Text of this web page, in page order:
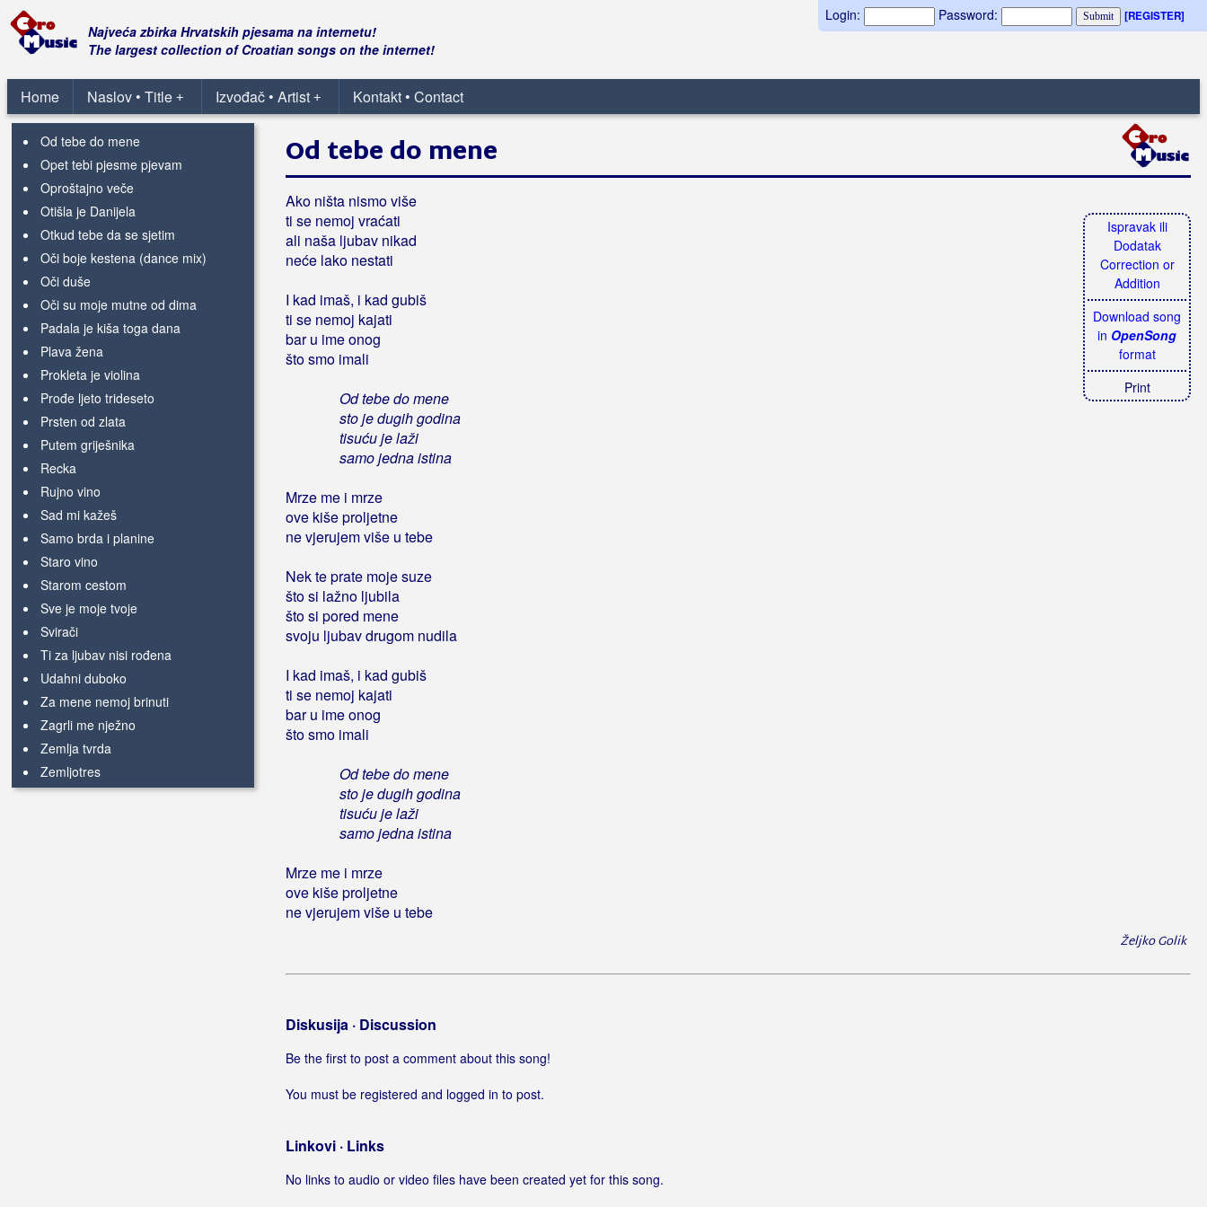
Login: Password: [REGISTER]
Najveća zbirka Hrvatskih pjesama na internetu!
The largest collection of Croatian songs on the internet!
Home +
Naslov • Title +
Izvođač • Artist Kontakt • Contact
Nije kraj svijeta
Nije mene dušo ubilo
Nije prvi put
Nino, Nino
Od tebe do mene
Opet tebi pjesme pjevam
Oproštajno veče
Otišla je Danijela
Otkud tebe da se sjetim
Oči boje kestena (dance mix)
Oči duše
Oči su moje mutne od dima
Padala je kiša toga dana
Plava žena
Prokleta je violina
Prođe ljeto trideseto
Prsten od zlata
Putem griješnika
Recka
Rujno vino
Sad mi kažeš
Samo brda i planine
Staro vino
Starom cestom
Sve je moje tvoje
Svirači
Ti za ljubav nisi rođena
Udahni duboko
Za mene nemoj brinuti
Zagrli me nježno
Zemlja tvrda
Zemljotres
Zora svanjava
Ispravak ili
Dodatak
Correction or
Addition
Download song
in OpenSong
format
Print
Od tebe do mene
Ako ništa nismo više
ti se nemoj vraćati
ali naša ljubav nikad
neće lako nestati
I kad imaš, i kad gubiš
ti se nemoj kajati
bar u ime onog
što smo imali
Od tebe do mene
sto je dugih godina
tisuću je laži
samo jedna istina
Mrze me i mrze
ove kiše proljetne
ne vjerujem više u tebe
Nek te prate moje suze
što si lažno ljubila
što si pored mene
svoju ljubav drugom nudila
I kad imaš, i kad gubiš
ti se nemoj kajati
bar u ime onog
što smo imali
Od tebe do mene
sto je dugih godina
tisuću je laži
samo jedna istina
Mrze me i mrze
ove kiše proljetne
ne vjerujem više u tebe
Željko Golik
Diskusija · Discussion
Be the first to post a comment about this song!
You must be registered and logged in to post.
Linkovi · Links
No links to audio or video files have been created yet for this song.